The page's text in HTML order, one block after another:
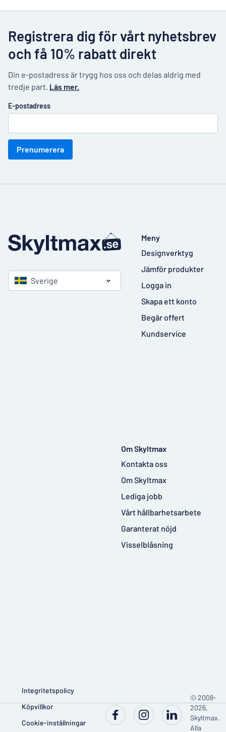
Registrera dig för vårt nyhetsbrev
och få 10% rabatt direkt
Din e-postadress är trygg hos oss och delas aldrig med
tredje part. Läs mer.
E-postadress
Prenumerera
Sverige
Meny
Designverktyg
Jämför produkter
Logga in
Skapa ett konto
Begär offert
Kundservice
Om Skyltmax
Kontakta oss
Om Skyltmax
Lediga jobb
Vårt hållbarhetsarbete
Garanterat nöjd
Visselblåsning
Integritetspolicy
Köpvillkor
Cookie-inställningar
© 2008-
2026,
Skyltmax.
Alla